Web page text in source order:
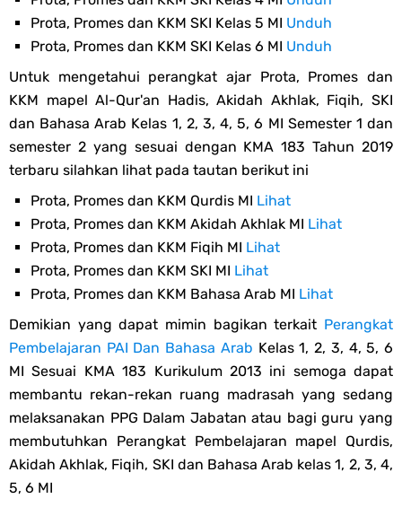
Prota, Promes dan KKM SKI Kelas 5 MI Unduh
Prota, Promes dan KKM SKI Kelas 6 MI Unduh
Untuk mengetahui perangkat ajar Prota, Promes dan
KKM mapel Al-Qur'an Hadis, Akidah Akhlak, Fiqih, SKI
dan Bahasa Arab Kelas 1, 2, 3, 4, 5, 6 MI Semester 1 dan
semester 2 yang sesuai dengan KMA 183 Tahun 2019
terbaru silahkan lihat pada tautan berikut ini
Prota, Promes dan KKM Qurdis MI Lihat
Prota, Promes dan KKM Akidah Akhlak MI Lihat
Prota, Promes dan KKM Fiqih MI Lihat
Prota, Promes dan KKM SKI MI Lihat
Prota, Promes dan KKM Bahasa Arab MI Lihat
Demikian yang dapat mimin bagikan terkait Perangkat
Pembelajaran PAI Dan Bahasa Arab Kelas 1, 2, 3, 4, 5, 6
MI Sesuai KMA 183 Kurikulum 2013 ini semoga dapat
membantu rekan-rekan ruang madrasah yang sedang
melaksanakan PPG Dalam Jabatan atau bagi guru yang
membutuhkan Perangkat Pembelajaran mapel Qurdis,
Akidah Akhlak, Fiqih, SKI dan Bahasa Arab kelas 1, 2, 3, 4,
5, 6 MI